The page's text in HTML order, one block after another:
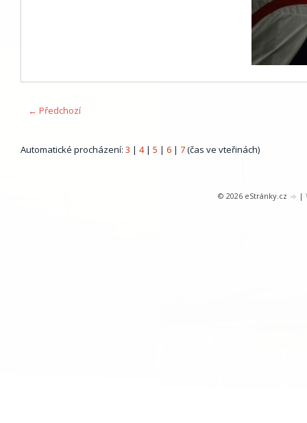
← Předchozí
Automatické procházení: 3 | 4| 5 | 6 | 7(čas ve vteřinách)
© 2026 eStránky.cz |